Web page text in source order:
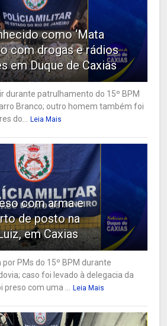
como ‘Mata
com drogas e rádios
em Duque de Caxias
durante patrulhamento do 15º BPM
Branco; outro homem também foi
do... Leia Mais
com arma e
de posto na
em Caxias
PMs do 15º BPM durante
caso foi levado à delegacia da
preso com uma ... Leia Mais